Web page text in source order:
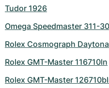
Tudor 1926
Omega Speedmaster 311-
Rolex Cosmograph
Rolex GMT-Master 116710ln
Rolex GMT-Master